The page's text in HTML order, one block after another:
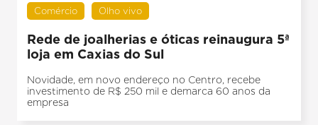
Comércio Olho vivo
Rede de joalherias e óticas reinaugura 5ª
loja em Caxias do Sul
Novidade, em novo endereço no Centro, recebe
investimento de R$ 250 mil e demarca 60 anos da
empresa